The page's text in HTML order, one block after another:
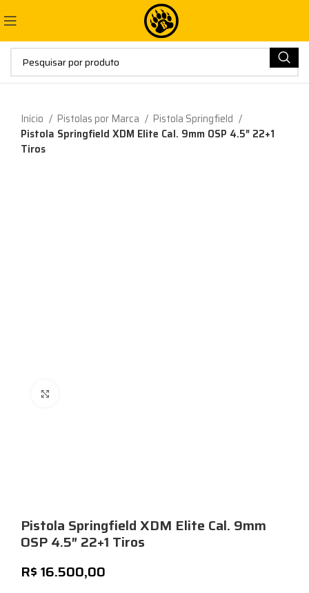
Início Pistolas por Marca
Pistola Springfield
Pistola Springfield XDM Elite Cal. 9mm OSP 4.5″ 22+1
Tiros
Pistola Springfield XDM Elite Cal. 9mm
OSP 4.5″ 22+1 Tiros
R$16.500,00